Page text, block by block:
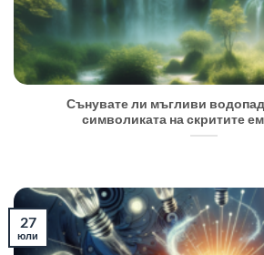
Сънувате ли мъгливи
символиката на скритите
27
юли